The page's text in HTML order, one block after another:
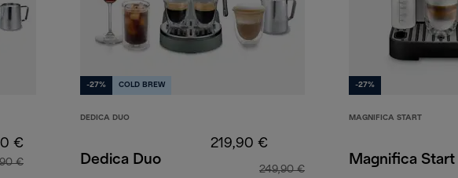
€
€
-27% COLD BREW
DEDICA DUO
Dedica Duo
219,90 €
249,90 €
-27%
MAGNIFICA START
Magnifica Start